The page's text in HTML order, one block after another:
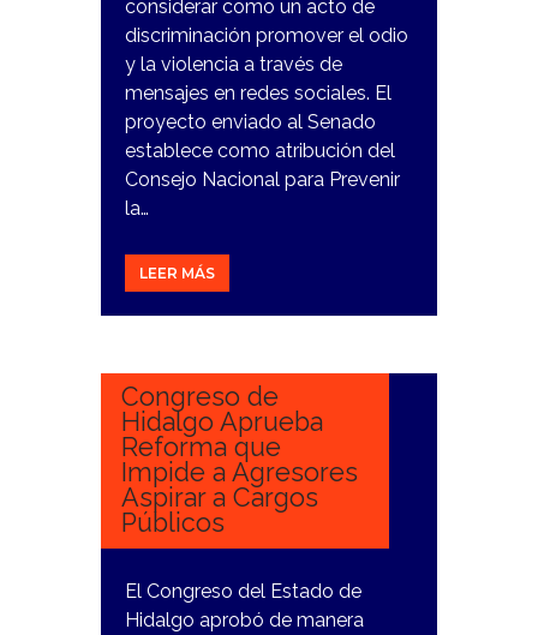
considerar como un acto de
discriminación promover el odio
y la violencia a través de
mensajes en redes sociales. El
proyecto enviado al Senado
establece como atribución del
Consejo Nacional para Prevenir
la…
LEER MÁS
18
Congreso de
Hidalgo Aprueba
Reforma que
Impide a Agresores
Aspirar a Cargos
Públicos
El Congreso del Estado de
Hidalgo aprobó de manera